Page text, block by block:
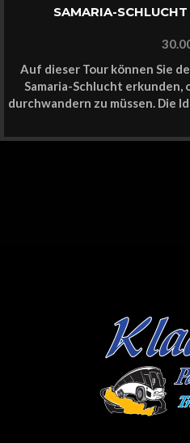
SAMARIA-
Auf dieser Tour können Sie
Samaria-Schlucht erkunden,
durchwandern zu müssen. Die